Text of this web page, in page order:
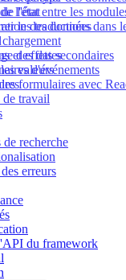
l'état entre les
les traductions dans
des dates
valeurs
formulaires avec
l'état
des données
et effets secondaires
d'événements
de travail
de recherche
erreurs
du framework